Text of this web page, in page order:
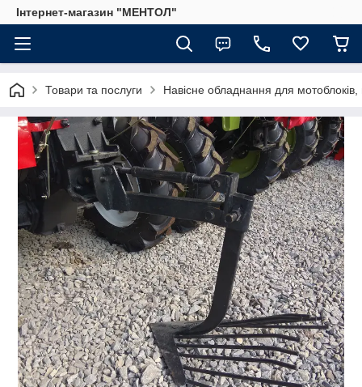
Інтернет-магазин "МЕНТОЛ"
Товари та послуги Навісне обладнання для мотоблоків,